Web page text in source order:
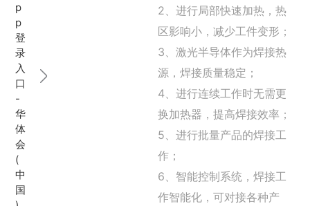
在线飞行激光打标机
CX-3D系列激光打标机
创恒激光机械手臂激光焊接机
电机定转子铁芯单工位激光焊接机
创恒激光双头双工位铁芯激光焊接机
新能源电机定转子铁芯激光焊接机
创恒激光阀芯焊接工作站
新能源电机定子铁芯激光焊接产线
新能源电机转子铁芯自动检测压铆产线
电机定转子铁芯快速打样加工服务
华体会app登录入口-华体会(中国)
p
p
登
录
入
口
-
华
体
会
(
中
国
2、进行局部快速加热，热
区影响小，减少工件变形；
3、激光半导体作为焊接热
源，焊接质量稳定；
4、进行连续工作时无需更
换加热器，提高焊接效率；
5、进行批量产品的焊接工
作；
6、智能控制系统，焊接工
作智能化，可对接各种产